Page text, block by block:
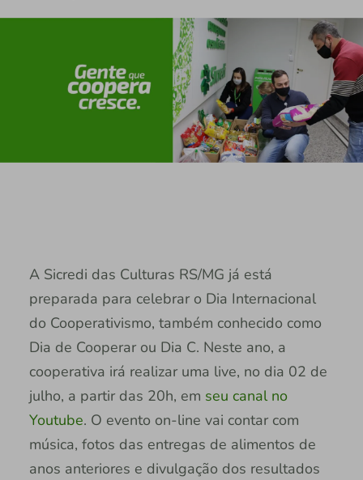
A Sicredi das Culturas RS/MG já está
preparada para celebrar o Dia Internacional
do Cooperativismo, também conhecido como
Dia de Cooperar ou Dia C. Neste ano, a
cooperativa irá realizar uma live, no dia 02 de
julho, a partir das 20h, em seu canal no
Youtube. O evento on-line vai contar com
música, fotos das entregas de alimentos de
anos anteriores e divulgação dos resultados